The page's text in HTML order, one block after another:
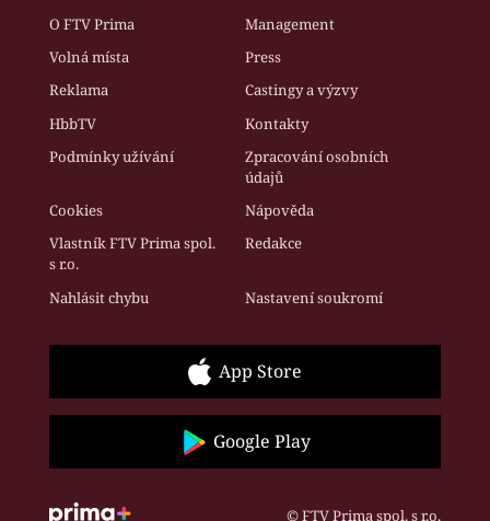
O FTV Prima
Management
Volná místa
Press
Reklama
Castingy a výzvy
HbbTV
Kontakty
Podmínky užívání
Zpracování osobních
údajů
Cookies
Nápověda
Vlastník FTV Prima spol.
s r.o.
Redakce
Nahlásit chybu Nastavení soukromí
App Store
Google Play
© FTV Prima spol. s r.o.